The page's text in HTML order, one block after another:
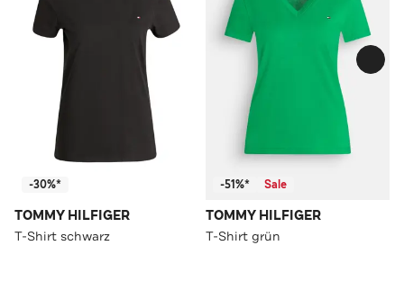
-30%*
TOMMY HILFIGER
T-Shirt schwarz
-51%* Sale
TOMMY HILFIGER
T-Shirt grün